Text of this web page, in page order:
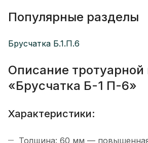
Популярные разделы
Брусчатка Б.1.П.6
Описание тротуарной
«Брусчатка Б-1 П-6»
Характеристики:
Толщина: 60 мм —